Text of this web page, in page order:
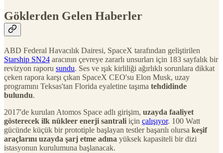
Göklerden Gelen Haberler
ABD Federal Havacılık Dairesi, SpaceX tarafından geliştirilen
Starship SN24 aracının çevreye zararlı unsurları için 183 sayfalık bir
revizyon raporu sundu. Ses ve ışık kirliliği ağırlıklı sorunlara dikkat
çeken rapora karşı çıkan SpaceX CEO'su Elon Musk, uzay
programını Teksas'tan Florida eyaletine taşıma tehdidinde
bulundu.
2017'de kurulan Atomos Space adlı girişim, uzayda faaliyet
gösterecek ilk nükleer enerji santrali için çalışıyor. 100 Watt
gücünde küçük bir prototiple başlayan testler başarılı olursa keşif
araçlarını uzayda şarj etme adına yüksek kapasiteli bir dizi
istasyonun kurulumuna başlanacak.